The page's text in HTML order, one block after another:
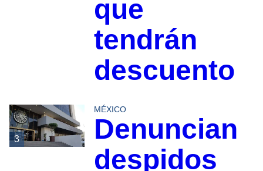
que
tendrán
descuento
3
MÉXICO
Denuncian
despidos